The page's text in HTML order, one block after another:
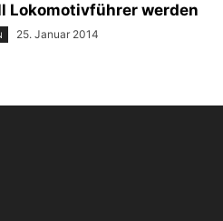
Lokomotivführer werden
25. Januar 2014